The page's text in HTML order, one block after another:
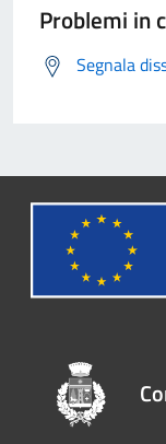
Problemi in
Segnala